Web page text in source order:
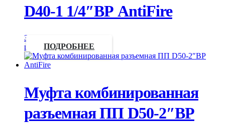
D40-1 1/4″ВР AntiFire
Запросить
цену
ПОДРОБНЕЕ
Муфта комбинированная
разъемная ПП D50-2″ВР